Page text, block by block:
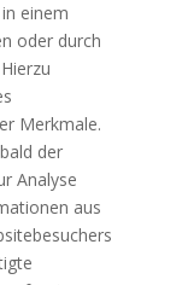
einem
oder durch
Merkmale.
der
Analyse
aus